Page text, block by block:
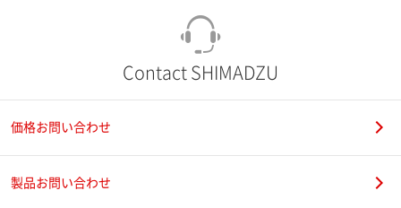
Contact SHIMADZU
価格お問い合わせ
製品お問い合わせ